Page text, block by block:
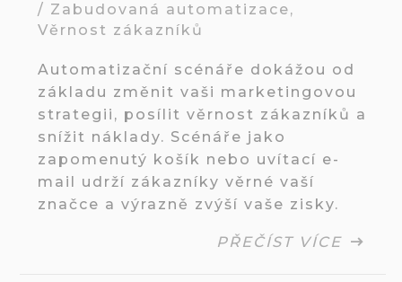
/ Zabudovaná automatizace,
Věrnost zákazníků
Automatizační scénáře dokážou od
základu změnit vaši marketingovou
strategii, posílit věrnost zákazníků a
snížit náklady. Scénáře jako
zapomenutý košík nebo uvítací e-
mail udrží zákazníky věrné vaší
značce a výrazně zvýší vaše zisky.
PŘEČÍST VÍCE